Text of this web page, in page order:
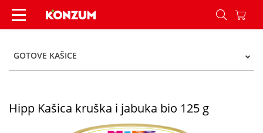
Hipp Kašica kruška i jabuka bio 125 g - Konzum
GOTOVE KAŠICE
Hipp Kašica kruška i jabuka bio 125 g